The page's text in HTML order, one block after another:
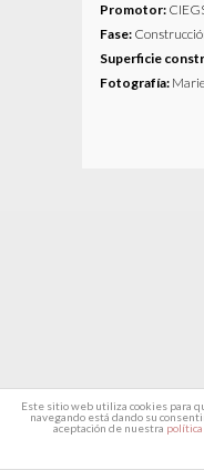
Promotor:
Fase:
Superficie
Fotografía:
Este sitio web utiliza cookies para
navegando está dando su
aceptación de nuestra